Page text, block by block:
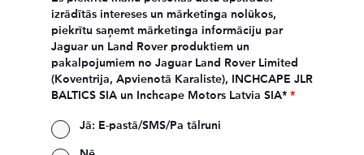
izrādītās intereses un mārketinga nolūkos,
piekrītu saņemt mārketinga informāciju par
Jaguar un Land Rover produktiem un
pakalpojumiem no Jaguar Land Rover Limited
(Koventrija, Apvienotā Karaliste), INCHCAPE JLR
BALTICS SIA un Inchcape Motors Latvia SIA* *
Jā: E-pastā/SMS/Pa tālruni